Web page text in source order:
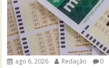
ago 6, 2026 Redação 0